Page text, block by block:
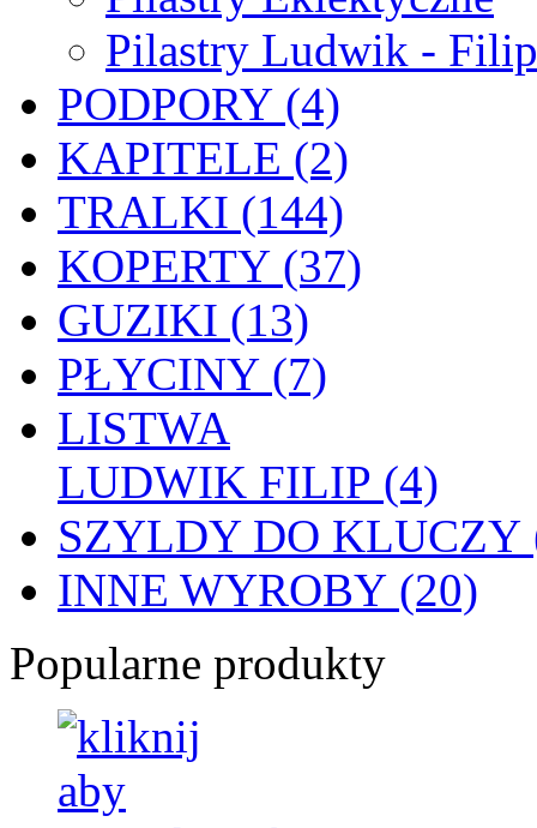
Pilastry Ludwik - Filip
PODPORY (4)
KAPITELE (2)
TRALKI (144)
KOPERTY (37)
GUZIKI (13)
PŁYCINY (7)
LISTWA
LUDWIK FILIP (4)
SZYLDY DO KLUCZY
INNE WYROBY (20)
Popularne produkty